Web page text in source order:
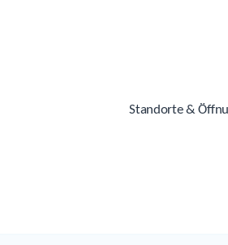
Stand­or­te &